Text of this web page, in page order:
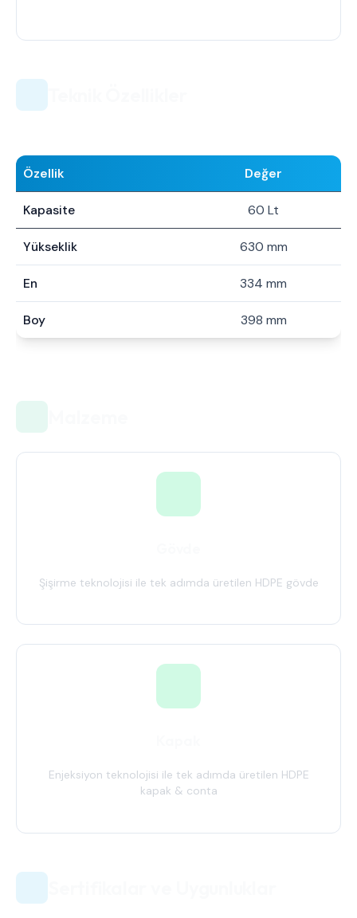
Özellik Değer
Kapasite 60 Lt
Yükseklik 630 mm
En 334 mm
Boy 398 mm
Şişirme teknolojisi ile tek adımda üretilen HDPE gövde
Enjeksiyon teknolojisi ile tek adımda üretilen HDPE
kapak & conta